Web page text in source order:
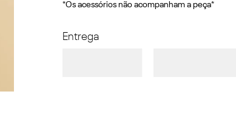
*Os acessórios não acompanham a peça*
Entrega